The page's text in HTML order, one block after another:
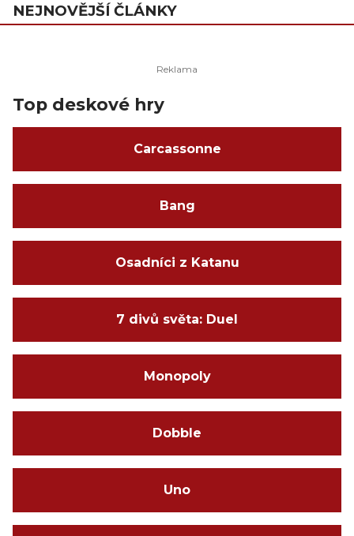
NEJNOVĚJŠÍ ČLÁNKY
Top deskové hry
Carcassonne
Bang
Osadníci z Katanu
7 divů světa: Duel
Monopoly
Dobble
Uno